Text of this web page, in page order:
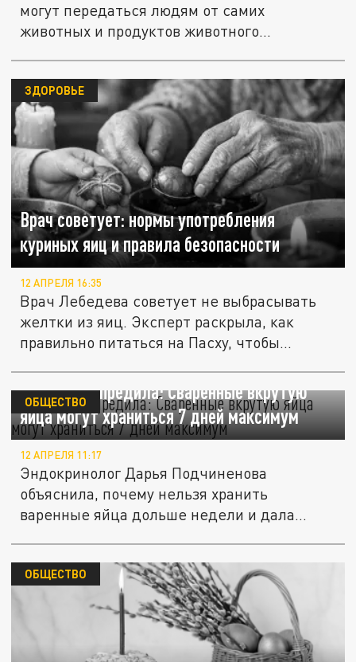
могут передаться людям от самих
животных и продуктов животного...
Врач советует: нормы употребления
куриных яиц и правила безопасности
ЗДОРОВЬЕ
12 АПРЕЛЯ 16:35
Врач Лебедева советует не выбрасывать
желтки из яиц. Эксперт раскрыла, как
правильно питаться на Пасху, чтобы...
Врач предупредила: Сваренные вкрутую
яйца могут храниться 7 дней максимум
ОБЩЕСТВО
12 АПРЕЛЯ 11:17
Эндокринолог Дарья Подчиненова
объяснила, почему нельзя хранить
варенные яйца дольше недели и дала
ОБЩЕСТВО